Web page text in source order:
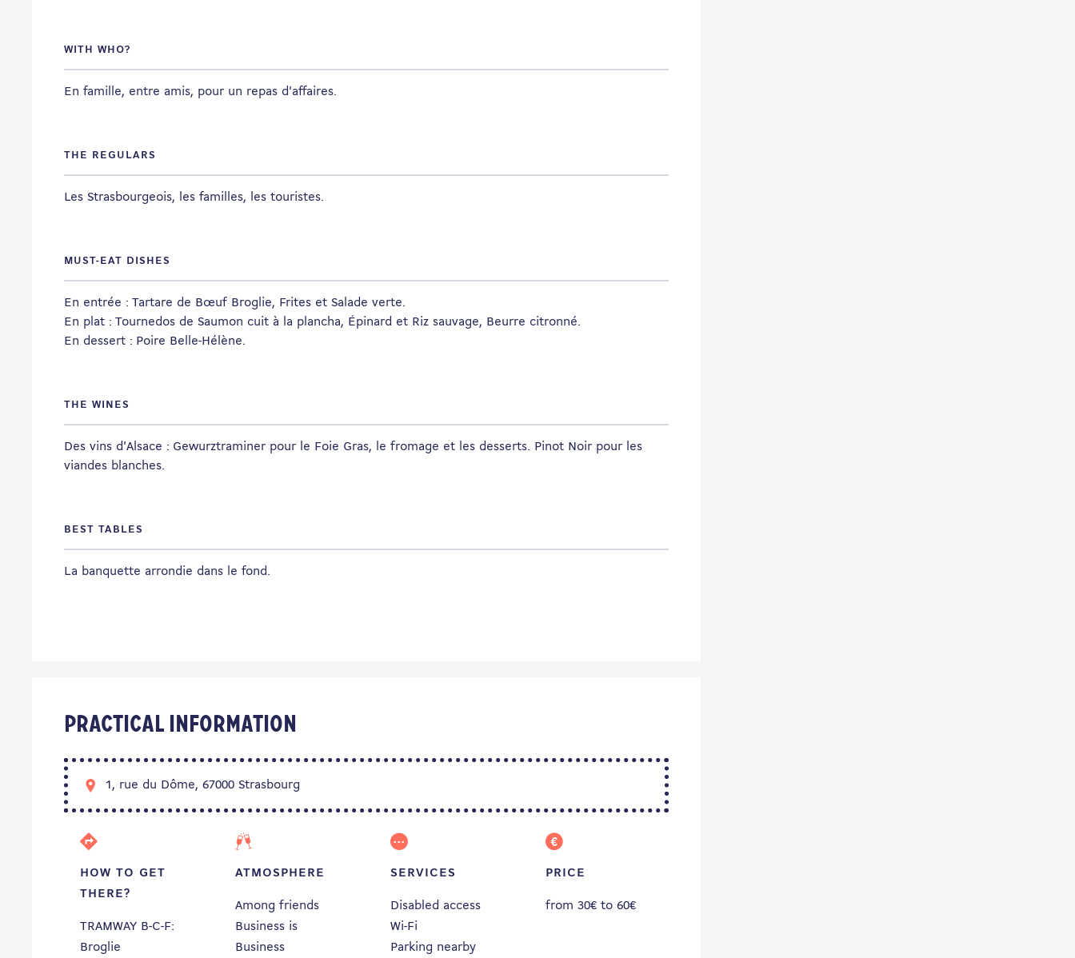
WITH WHO?
En famille, entre amis, pour un repas d'affaires.
THE REGULARS
Les Strasbourgeois, les familles, les touristes.
MUST-EAT DISHES
En entrée : Tartare de Bœuf Broglie, Frites et Salade verte.
En plat : Tournedos de Saumon cuit à la plancha, Épinard et Riz sauvage, Beurre citronné.
En dessert : Poire Belle-Hélène.
THE WINES
Des vins d'Alsace : Gewurztraminer pour le Foie Gras, le fromage et les desserts. Pinot Noir pour les
viandes blanches.
BEST TABLES
La banquette arrondie dans le fond.
Practical information
1, rue du Dôme, 67000 Strasbourg
HOW TO GET
THERE?
TRAMWAY B-C-F:
Broglie
ATMOSPHERE
Among friends
Business is
Business
SERVICES
Disabled access
Wi-Fi
Parking nearby
PRICE
from 30€ to 60€